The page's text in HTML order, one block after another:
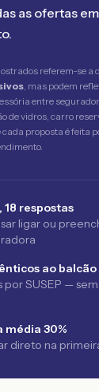
as ofertas
referem-se a
, mas podem
entre
de vidros, carro
proposta é feita
18 respostas
ligar ou
ao balcão
por SUSEP —
média 30%
direto na